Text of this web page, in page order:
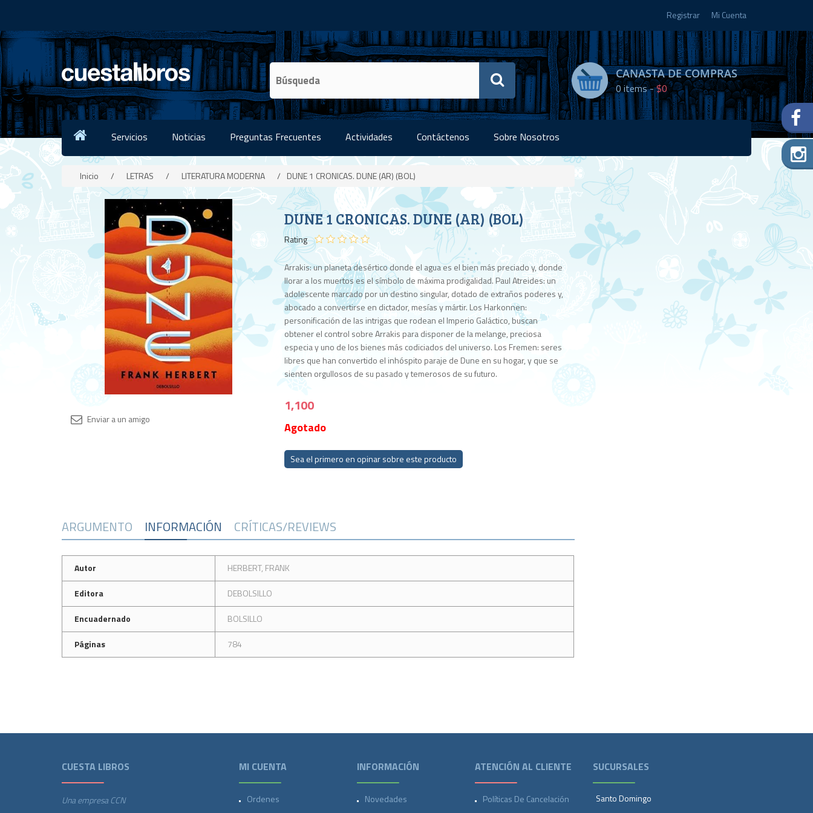
Registrar Mi Cuenta
CANASTA DE COMPRAS
0items -$0
Servicios Noticias Preguntas Frecuentes Actividades Contáctenos Sobre Nosotros
Inicio / LETRAS / LITERATURA MODERNA / DUNE 1 CRONICAS. DUNE (AR) (BOL)
DUNE 1 CRONICAS. DUNE (AR) (BOL)
Rating
Arrakis: un planeta desértico donde el agua es el bien más preciado y, donde
llorar a los muertos es el símbolo de máxima prodigalidad. Paul Atreides: un
adolescente marcado por un destino singular, dotado de extraños poderes y,
abocado a convertirse en dictador, mesías y mártir. Los Harkonnen:
personificación de las intrigas que rodean el Imperio Galáctico, buscan
obtener el control sobre Arrakis para disponer de la melange, preciosa
especia y uno de los bienes más codiciados del universo. Los Fremen: seres
libres que han convertido el inhóspito paraje de Dune en su hogar, y que se
sienten orgullosos de su pasado y temerosos de su futuro.
Disponibilidad:
Agotado
1,100
Agotado
Sea el primero en opinar sobre este producto
ARGUMENTO INFORMACIÓN CRÍTICAS/REVIEWS
Autor
HERBERT, FRANK
Editora
DEBOLSILLO
Encuadernado
BOLSILLO
Páginas
784
CUESTA LIBROS
Una empresa CCN
MI CUENTA
Ordenes
INFORMACIÓN
Novedades
ATENCIÓN AL CLIENTE
Políticas De Cancelación
SUCURSALES
Santo Domingo